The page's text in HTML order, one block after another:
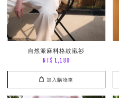
自然派麻料格紋襯衫
NT$ 1,180
加入購物車